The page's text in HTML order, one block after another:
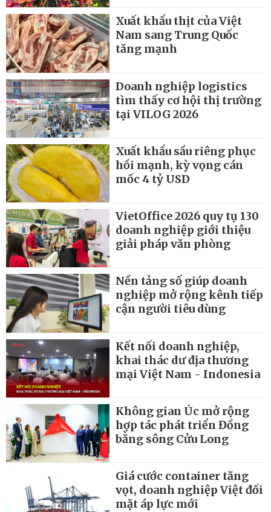
Xuất khẩu thịt của Việt
Nam sang Trung Quốc
tăng mạnh
Doanh nghiệp logistics
tìm thấy cơ hội thị trường
tại VILOG 2026
Xuất khẩu sầu riêng phục
hồi mạnh, kỳ vọng cán
mốc 4 tỷ USD
VietOffice 2026 quy tụ 130
doanh nghiệp giới thiệu
giải pháp văn phòng
Nền tảng số giúp doanh
nghiệp mở rộng kênh tiếp
cận người tiêu dùng
Kết nối doanh nghiệp,
khai thác dư địa thương
mại Việt Nam - Indonesia
Không gian Úc mở rộng
hợp tác phát triển Đồng
bằng sông Cửu Long
Giá cước container tăng
vọt, doanh nghiệp Việt đối
mặt áp lực mới